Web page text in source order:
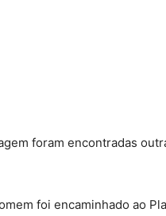
foram encontradas
foi encaminhado ao